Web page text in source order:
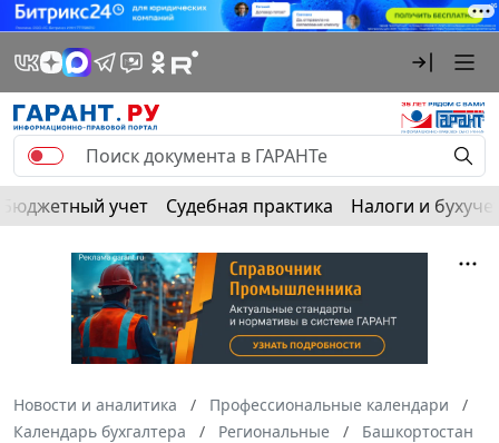
Бюджетный учет Судебная практика Налоги и
Новости и аналитика
Профессиональные календари
Календарь бухгалтера
Региональные
Башкортостан